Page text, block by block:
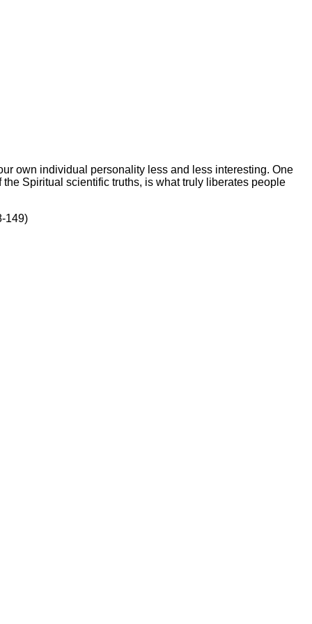
own individual personality less and less interesting. One
Spiritual scientific truths, is what truly liberates people
149)